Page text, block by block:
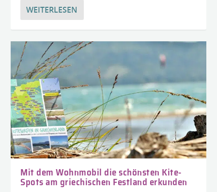
WEITERLESEN
Mit dem Wohnmobil die schönsten Kite-
Spots am griechischen Festland erkunden